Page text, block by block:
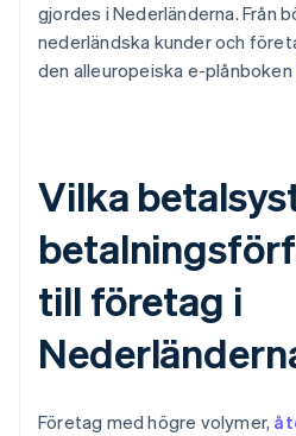
gjordes i Nederländerna. Från
nederländska kunder och
den alleuropeiska e-plånboken
Vilka
till företag i
Företag med högre volymer,